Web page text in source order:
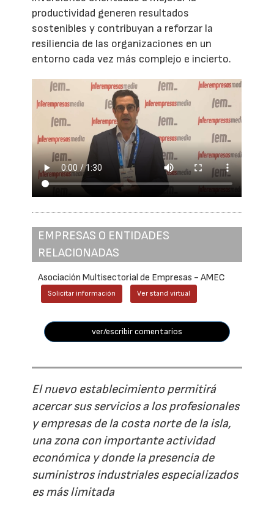
productividad generen resultados
sostenibles y contribuyan a reforzar la
resiliencia de las organizaciones en un
entorno cada vez más complejo e incierto.
EMPRESAS O ENTIDADES
RELACIONADAS
Asociación Multisectorial de Empresas - AMEC
Solicitar información Ver stand virtual
ver/escribir comentarios
El nuevo establecimiento permitirá
acercar sus servicios a los profesionales
y empresas de la costa norte de la isla,
una zona con importante actividad
económica y donde la presencia de
suministros industriales especializados
es más limitada